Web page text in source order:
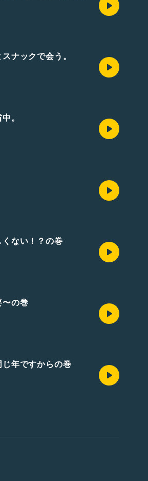
ナックで会う。
。
ない！？の巻
〜の巻
年ですからの巻